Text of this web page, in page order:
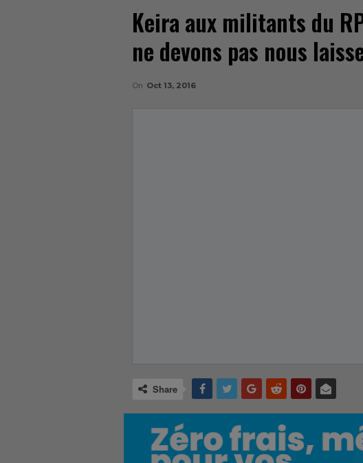
Keira aux militants du
ne devons pas nous
On Oct 13, 2016
Share